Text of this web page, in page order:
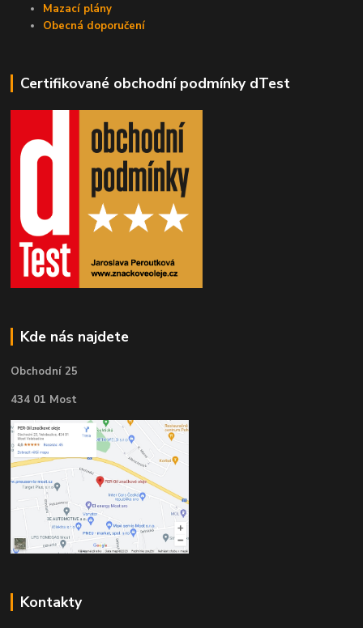
Mazací plány
Obecná doporučení
Certifikované obchodní podmínky dTest
Kde nás najdete
Obchodní 25
434 01 Most
Kontakty